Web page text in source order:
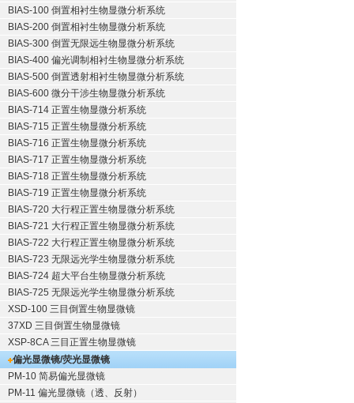
BIAS-100 倒置相衬生物显微分析系统
BIAS-200 倒置相衬生物显微分析系统
BIAS-300 倒置无限远生物显微分析系统
BIAS-400 偏光调制相衬生物显微分析系统
BIAS-500 倒置透射相衬生物显微分析系统
BIAS-600 微分干涉生物显微分析系统
BIAS-714 正置生物显微分析系统
BIAS-715 正置生物显微分析系统
BIAS-716 正置生物显微分析系统
BIAS-717 正置生物显微分析系统
BIAS-718 正置生物显微分析系统
BIAS-719 正置生物显微分析系统
BIAS-720 大行程正置生物显微分析系统
BIAS-721 大行程正置生物显微分析系统
BIAS-722 大行程正置生物显微分析系统
BIAS-723 无限远光学生物显微分析系统
BIAS-724 超大平台生物显微分析系统
BIAS-725 无限远光学生物显微分析系统
XSD-100 三目倒置生物显微镜
37XD 三目倒置生物显微镜
XSP-8CA 三目正置生物显微镜
偏光显微镜/荧光显微镜
PM-10 简易偏光显微镜
PM-11 偏光显微镜（透、反射）